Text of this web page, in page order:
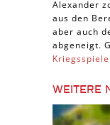
Alexander
aus den
aber auch
abgeneigt.
WEITERE